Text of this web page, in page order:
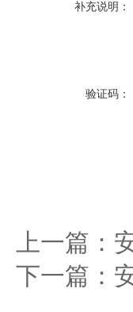
补充说明：
验证码：
上一篇：
下一篇：